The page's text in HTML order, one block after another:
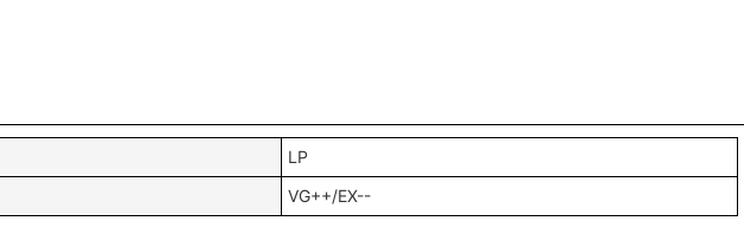
LP
VG++/EX--